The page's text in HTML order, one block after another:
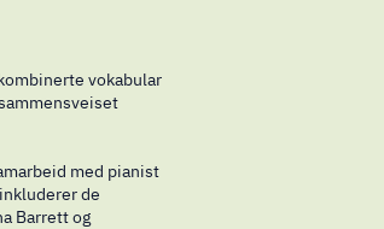
vokabular
med pianist
de
Barrett og